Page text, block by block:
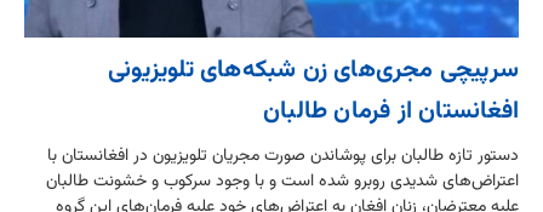
سرپیچی مجری‌های زن شبکه‌های تلویزیونی
افغانستان از فرمان طالبان
دستور تازه طالبان برای پوشاندن صورت مجریان تلویزیون در افغانستان با
اعتراض‌های شدیدی روبرو شده است و با وجود سرکوب و خشونت طالبان